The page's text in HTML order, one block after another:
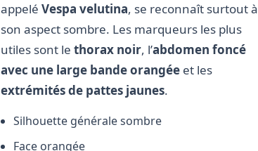
appelé Vespa velutina, se reconnaît surtout à
son aspect sombre. Les marqueurs les plus
utiles sont le thorax noir, l’abdomen foncé
avec une large bande orangée et les
extrémités de pattes jaunes.
Silhouette générale sombre
Face orangée